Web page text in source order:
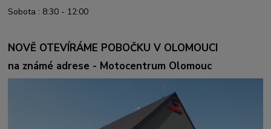
Sobota : 8:30 - 12:00
NOVĚ OTEVÍRÁME POBOČKU V OLOMOUCI
na známé adrese - Motocentrum Olomouc